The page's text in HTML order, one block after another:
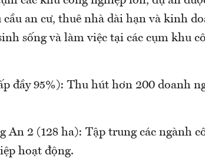
an cư, thuê nhà dài hạn và kinh
sống và làm việc tại các cụm khu
đầy 95%): Thu hút hơn 200 doanh
An 2 (128 ha): Tập trung các ngành
hoạt động.